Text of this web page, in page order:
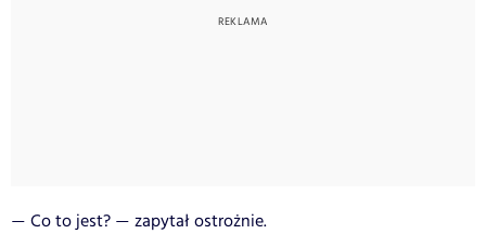
— Co to jest? — zapytał ostrożnie.